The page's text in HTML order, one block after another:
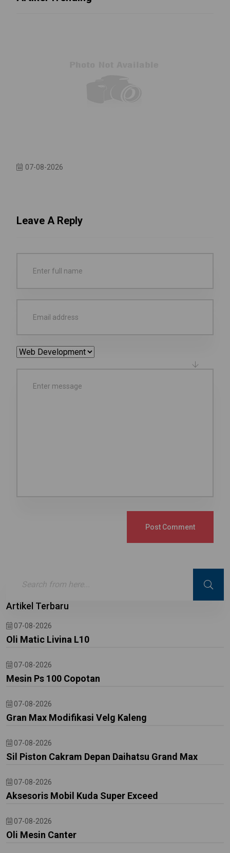
07-08-2026
Leave A Reply
Post Comment
Artikel Terbaru
07-08-2026
Oli Matic Livina L10
07-08-2026
Mesin Ps 100 Copotan
07-08-2026
Gran Max Modifikasi Velg Kaleng
07-08-2026
Sil Piston Cakram Depan Daihatsu Grand Max
07-08-2026
Aksesoris Mobil Kuda Super Exceed
07-08-2026
Oli Mesin Canter